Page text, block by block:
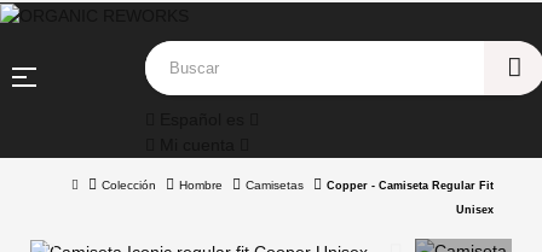
Navegación
☰
Colección Hombre Camisetas
Copper - Camiseta Regular Fit
Unisex